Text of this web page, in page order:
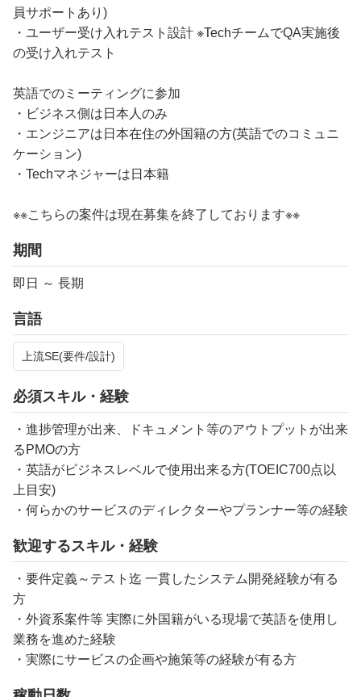
員サポートあり)
・ユーザー受け入れテスト設計 ※TechチームでQA実施後
の受け入れテスト
英語でのミーティングに参加
・ビジネス側は日本人のみ
・エンジニアは日本在住の外国籍の方(英語でのコミュニ
ケーション)
・Techマネジャーは日本籍
※※こちらの案件は現在募集を終了しております※※​
期間
即日 ～ 長期
言語
上流SE(要件/設計)
必須スキル・経験
・進捗管理が出来、ドキュメント等のアウトプットが出来
るPMOの方
・英語がビジネスレベルで使用出来る方(TOEIC700点以
上目安)
・何らかのサービスのディレクターやプランナー等の経験
歓迎するスキル・経験
・要件定義～テスト迄 一貫したシステム開発経験が有る
方
・外資系案件等 実際に外国籍がいる現場で英語を使用し
業務を進めた経験
・実際にサービスの企画や施策等の経験が有る方